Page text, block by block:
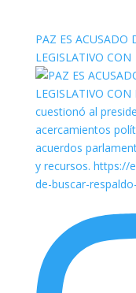
PAZ ES ACUSADO
LEGISLATIVO CON